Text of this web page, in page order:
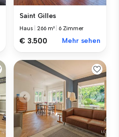
Saint Gilles
Haus |266 m² 6 Zimmer
€ 3.500 Mehr sehen